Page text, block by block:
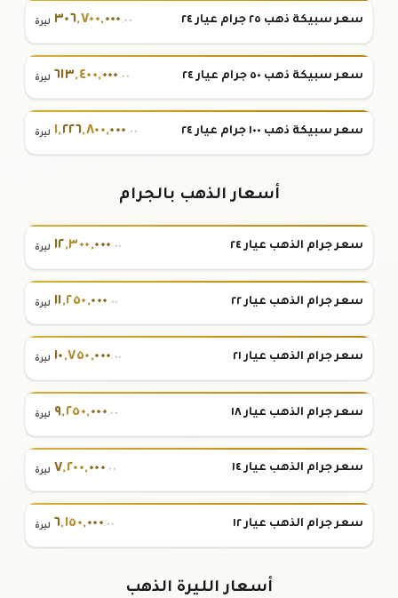
سعر سبيكة ذهب ٢٥ جرام عيار ٢٤ ٣٠٦,٧٠٠,٠٠٠ .٠٠ ليرة
سعر سبيكة ذهب ٥٠ جرام عيار ٢٤ ٦١٣,٤٠٠,٠٠٠ .٠٠ ليرة
سعر سبيكة ذهب ١٠٠ جرام عيار ٢٤ ١,٢٢٦,٨٠٠,٠٠٠ .٠٠ ليرة
أسعار الذهب بالجرام
سعر جرام الذهب عيار ٢٤ ١٢,٣٠٠,٠٠٠.٠٠ ليرة
سعر جرام الذهب عيار ٢٢ ١١,٢٥٠,٠٠٠.٠٠ ليرة
سعر جرام الذهب عيار ٢١ ١٠,٧٥٠,٠٠٠.٠٠ ليرة
سعر جرام الذهب عيار ١٨ ٩,٢٥٠,٠٠٠.٠٠ ليرة
سعر جرام الذهب عيار ١٤ ٧,٢٠٠,٠٠٠.٠٠ ليرة
سعر جرام الذهب عيار ١٢ ٦,١٥٠,٠٠٠.٠٠ ليرة
أسعار الليرة الذهب